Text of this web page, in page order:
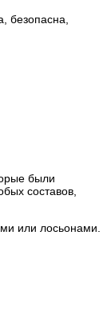
безопасна,
были
составов,
или лосьонами.